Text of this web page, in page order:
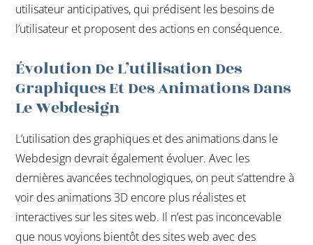
utilisateur anticipatives, qui prédisent les besoins de
l’utilisateur et proposent des actions en conséquence.
Évolution De L’utilisation Des
Graphiques Et Des Animations Dans
Le Webdesign
L’utilisation des graphiques et des animations dans le
Webdesign devrait également évoluer. Avec les
dernières avancées technologiques, on peut s’attendre à
voir des animations 3D encore plus réalistes et
interactives sur les sites web. Il n’est pas inconcevable
que nous voyions bientôt des sites web avec des